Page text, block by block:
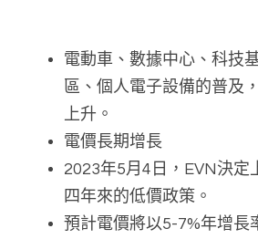
電動車、數據中心、科技
區、個人電子設備的普及
上升。
電價長期增長
2023年5月4日，EVN決定
四年來的低價政策。
預計電價將以5-7%年增長